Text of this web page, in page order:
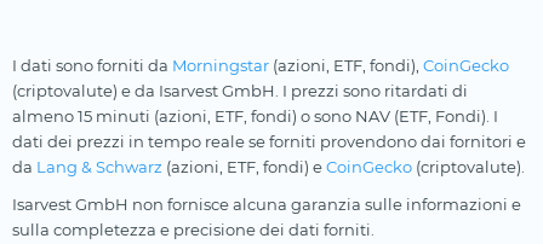
I dati sono forniti da Morningstar (azioni, ETF, fondi), CoinGecko
(criptovalute) e da Isarvest GmbH. I prezzi sono ritardati di
almeno 15 minuti (azioni, ETF, fondi) o sono NAV (ETF, Fondi). I
dati dei prezzi in tempo reale se forniti provendono dai fornitori e
da Lang & Schwarz (azioni, ETF, fondi) eCoinGecko (criptovalute).
Isarvest GmbH non fornisce alcuna garanzia sulle informazioni e
sulla completezza e precisione dei dati forniti.